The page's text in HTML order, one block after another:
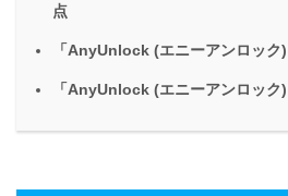
点
「AnyUnlock (エニーアンロック
「AnyUnlock (エニーアンロック